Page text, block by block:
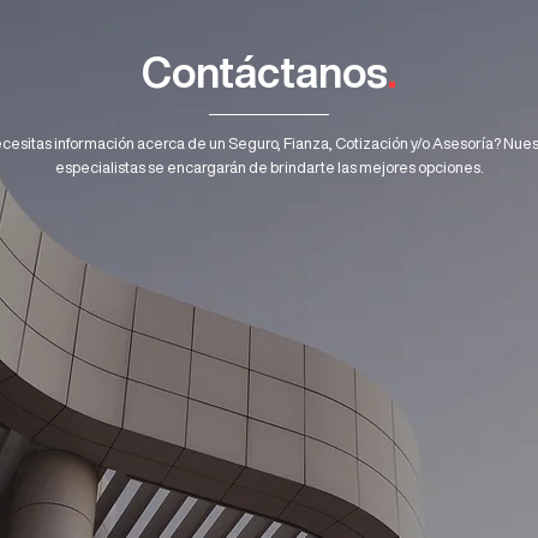
Contáctanos.
información acerca de un Seguro, Fianza, Cotización y/o Asesoría?
especialistas se encargarán de brindarte las mejores opciones.